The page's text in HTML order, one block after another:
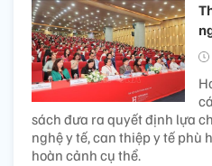
sách đưa ra quyết định lựa
nghệ y tế, can thiệp y tế phù
hoàn cảnh cụ thể.